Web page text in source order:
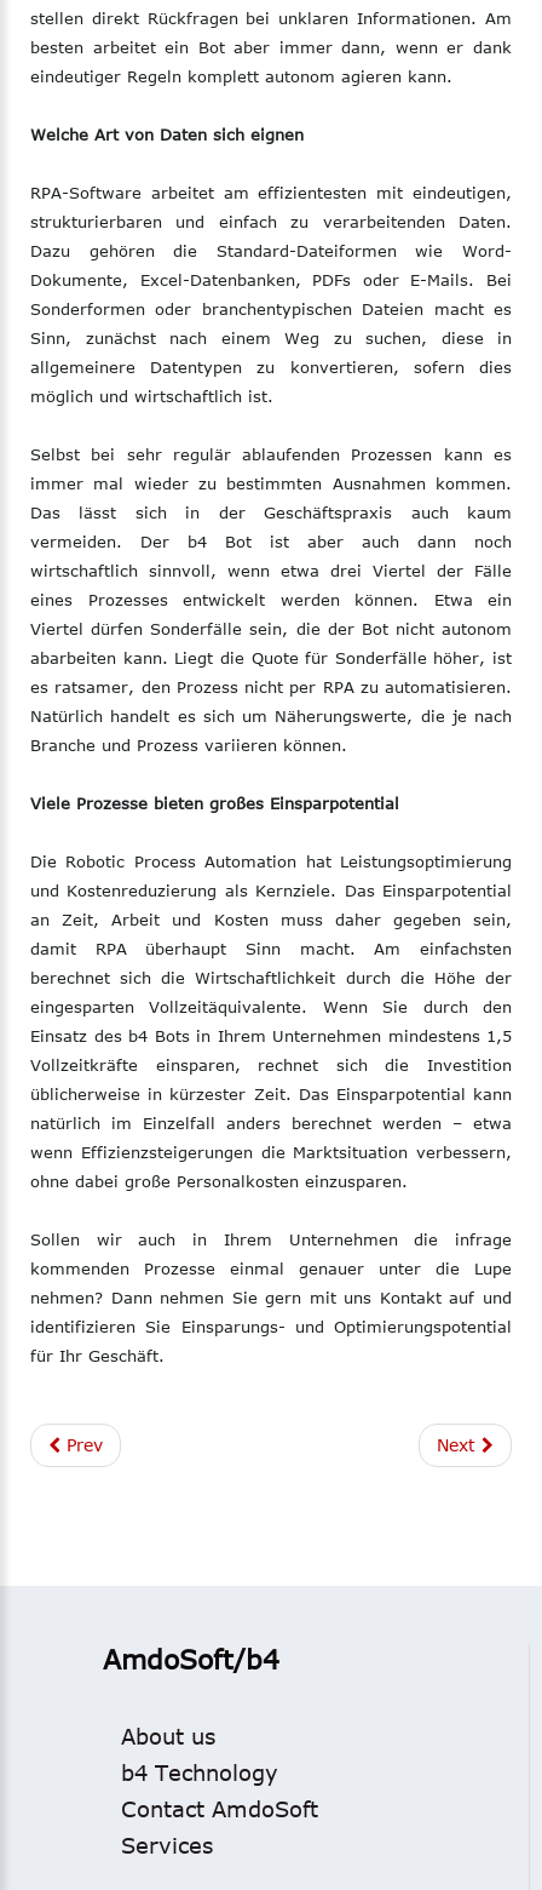
stellen direkt Rückfragen bei unklaren Informationen. Am
besten arbeitet ein Bot aber immer dann, wenn er dank
eindeutiger Regeln komplett autonom agieren kann.
Welche Art von Daten sich eignen
RPA-Software arbeitet am effizientesten mit eindeutigen,
strukturierbaren und einfach zu verarbeitenden Daten.
Dazu gehören die Standard-Dateiformen wie Word-
Dokumente, Excel-Datenbanken, PDFs oder E-Mails. Bei
Sonderformen oder branchentypischen Dateien macht es
Sinn, zunächst nach einem Weg zu suchen, diese in
allgemeinere Datentypen zu konvertieren, sofern dies
möglich und wirtschaftlich ist.
Selbst bei sehr regulär ablaufenden Prozessen kann es
immer mal wieder zu bestimmten Ausnahmen kommen.
Das lässt sich in der Geschäftspraxis auch kaum
vermeiden. Der b4 Bot ist aber auch dann noch
wirtschaftlich sinnvoll, wenn etwa drei Viertel der Fälle
eines Prozesses entwickelt werden können. Etwa ein
Viertel dürfen Sonderfälle sein, die der Bot nicht autonom
abarbeiten kann. Liegt die Quote für Sonderfälle höher, ist
es ratsamer, den Prozess nicht per RPA zu automatisieren.
Natürlich handelt es sich um Näherungswerte, die je nach
Branche und Prozess variieren können.
Viele Prozesse bieten großes Einsparpotential
Die Robotic Process Automation hat Leistungsoptimierung
und Kostenreduzierung als Kernziele. Das Einsparpotential
an Zeit, Arbeit und Kosten muss daher gegeben sein,
damit RPA überhaupt Sinn macht. Am einfachsten
berechnet sich die Wirtschaftlichkeit durch die Höhe der
eingesparten Vollzeitäquivalente. Wenn Sie durch den
Einsatz des b4 Bots in Ihrem Unternehmen mindestens 1,5
Vollzeitkräfte einsparen, rechnet sich die Investition
üblicherweise in kürzester Zeit. Das Einsparpotential kann
natürlich im Einzelfall anders berechnet werden – etwa
wenn Effizienzsteigerungen die Marktsituation verbessern,
ohne dabei große Personalkosten einzusparen.
Sollen wir auch in Ihrem Unternehmen die infrage
kommenden Prozesse einmal genauer unter die Lupe
nehmen? Dann nehmen Sie gern mit uns Kontakt auf und
identifizieren Sie Einsparungs- und Optimierungspotential
für Ihr Geschäft.
Prev Next
AmdoSoft/b4
About us
b4 Technology
Contact AmdoSoft
Services